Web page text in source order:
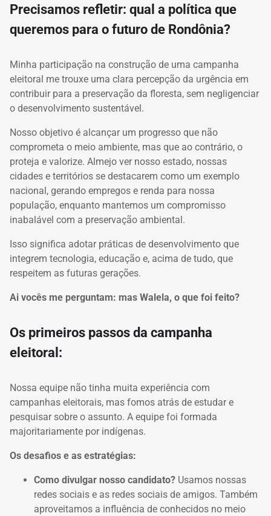
Precisamos refletir: qual a política que
queremos para o futuro de Rondônia?
Minha participação na construção de uma campanha
eleitoral me trouxe uma clara percepção da urgência em
contribuir para a preservação da floresta, sem negligenciar
o desenvolvimento sustentável.
Nosso objetivo é alcançar um progresso que não
comprometa o meio ambiente, mas que ao contrário, o
proteja e valorize. Almejo ver nosso estado, nossas
cidades e territórios se destacarem como um exemplo
nacional, gerando empregos e renda para nossa
população, enquanto mantemos um compromisso
inabalável com a preservação ambiental.
Isso significa adotar práticas de desenvolvimento que
integrem tecnologia, educação e, acima de tudo, que
respeitem as futuras gerações.
Ai vocês me perguntam: mas Walela, o que foi feito?
Os primeiros passos da campanha
eleitoral:
Nossa equipe não tinha muita experiência com
campanhas eleitorais, mas fomos atrás de estudar e
pesquisar sobre o assunto. A equipe foi formada
majoritariamente por indígenas.
Os desafios e as estratégias:
Como divulgar nosso candidato? Usamos nossas
redes sociais e as redes sociais de amigos. Também
aproveitamos a influência de conhecidos no meio